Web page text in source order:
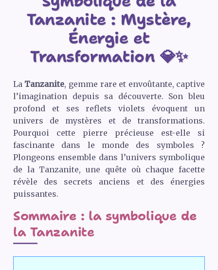
Tanzanite : Mystère,
Énergie et
Transformation 💎✨
La Tanzanite, gemme rare et envoûtante, captive
l’imagination depuis sa découverte. Son bleu
profond et ses reflets violets évoquent un
univers de mystères et de transformations.
Pourquoi cette pierre précieuse est-elle si
fascinante dans le monde des symboles ?
Plongeons ensemble dans l’univers symbolique
de la Tanzanite, une quête où chaque facette
révèle des secrets anciens et des énergies
puissantes.
Sommaire : la symbolique de
la Tanzanite